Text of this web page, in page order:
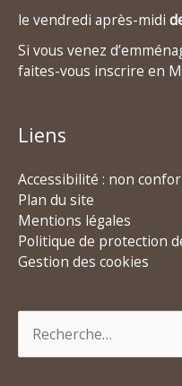
le vendredi après-midi
Si vous venez
faites-vous inscrire en
Liens
Accessibilité : non
Plan du site
Mentions légales
Politique de protection
Gestion des cookies